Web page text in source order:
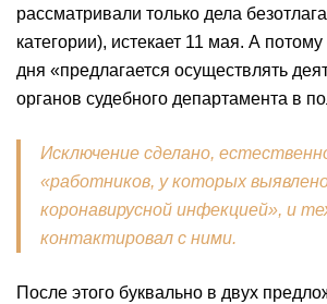
рассматривали только дела
категории), истекает 11 мая. А
дня «предлагается осуществлять
органов судебного департамента в
Исключение сделано,
«работников, у которых
коронавирусной инфекцией», и
контактировал с ними.
После этого буквально в двух